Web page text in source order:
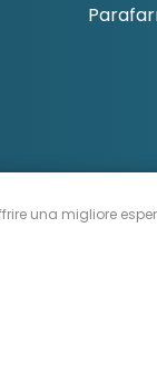
una migliore
© CopyRight 2022 -